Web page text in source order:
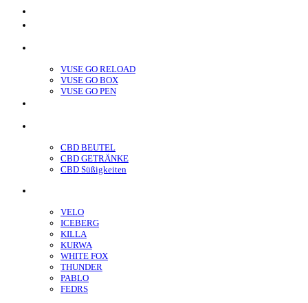
VUSE GO RELOAD
VUSE GO BOX
VUSE GO PEN
CBD BEUTEL
CBD GETRÄNKE
CBD Süßigkeiten
VELO
ICEBERG
KILLA
KURWA
WHITE FOX
THUNDER
PABLO
FEDRS